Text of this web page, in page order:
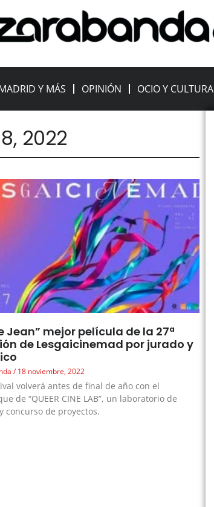
Y MÁS OPINIÓN OCIO Y CULTURA
2022
Jean” mejor película de la 27ª
de Lesgaicinemad por jurado y
18 noviembre, 2022
volverá antes de final de año con el
de “QUEER CINE LAB”, un laboratorio de
concurso de proyectos.